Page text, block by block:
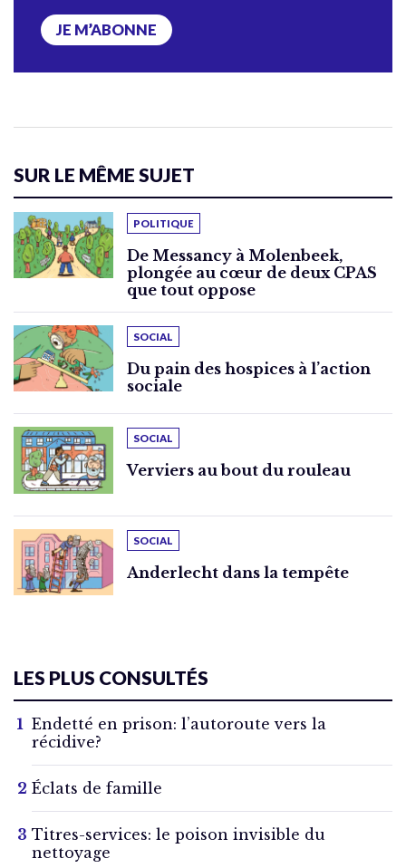
JE M’ABONNE
SUR LE MÊME SUJET
POLITIQUE
De Messancy à Molenbeek,
plongée au cœur de deux CPAS
que tout oppose
SOCIAL
Du pain des hospices à l’action
sociale
SOCIAL
Verviers au bout du rouleau
SOCIAL
Anderlecht dans la tempête
LES PLUS CONSULTÉS
Endetté en prison: l’autoroute vers la
récidive?
Éclats de famille
Titres-services: le poison invisible du
nettoyage